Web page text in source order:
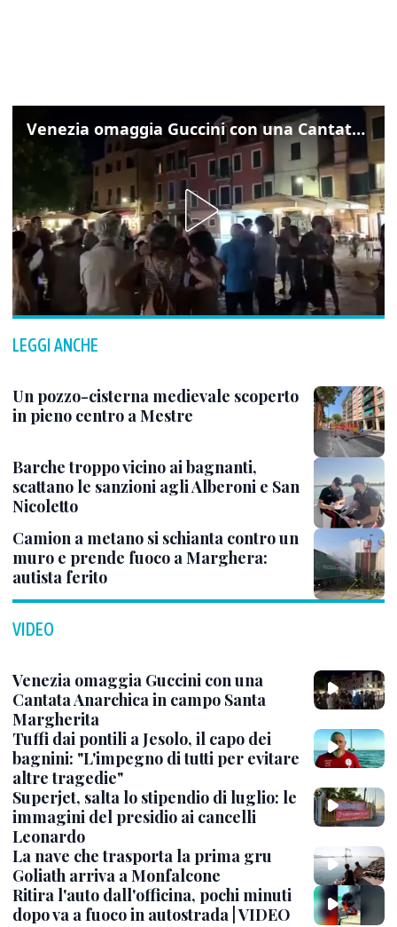
Venezia omaggia Guccini con una Cantata Anarchica in campo Santa Margherita
LEGGI ANCHE
Un pozzo-cisterna medievale scoperto
in pieno centro a Mestre
Barche troppo vicino ai bagnanti,
scattano le sanzioni agli Alberoni e San
Nicoletto
Camion a metano si schianta contro un
muro e prende fuoco a Marghera:
autista ferito
VIDEO
Venezia omaggia Guccini con una
Cantata Anarchica in campo Santa
Margherita
Tuffi dai pontili a Jesolo, il capo dei
bagnini: "L'impegno di tutti per evitare
altre tragedie"
Superjet, salta lo stipendio di luglio: le
immagini del presidio ai cancelli
Leonardo
La nave che trasporta la prima gru
Goliath arriva a Monfalcone
Ritira l'auto dall'officina, pochi minuti
dopo va a fuoco in autostrada | VIDEO